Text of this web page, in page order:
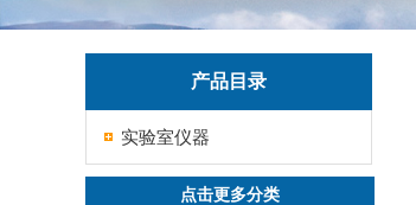
产品目录
实验室仪器
点击更多分类